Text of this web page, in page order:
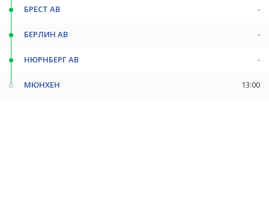
БРЕСТ АВ -
БЕРЛИН АВ -
НЮРНБЕРГ АВ -
МЮНХЕН 13:00